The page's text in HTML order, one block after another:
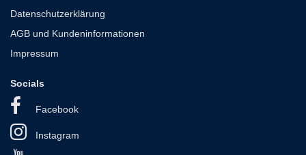
Datenschutzerklärung
AGB und Kundeninformationen
Impressum
Socials
Facebook
Instagram